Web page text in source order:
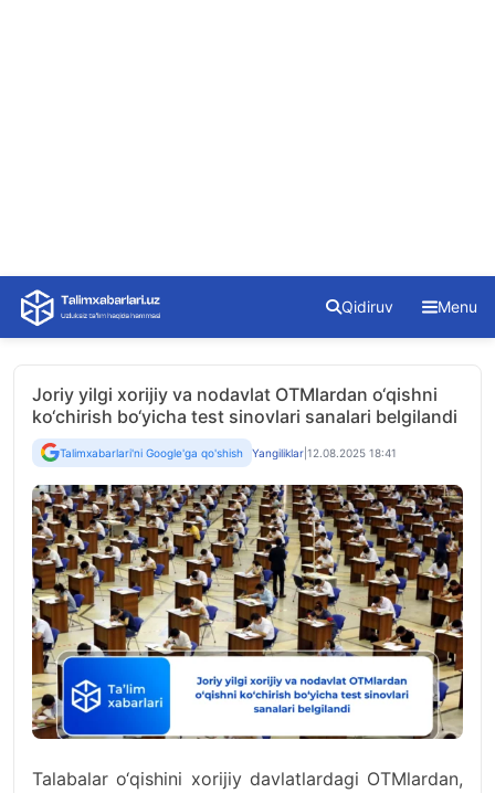
Skip
content
Qidiruv Menu
Joriy yilgi xorijiy va nodavlat OTMlardan o‘qishni
ko‘chirish bo‘yicha test sinovlari sanalari belgilandi
Talimxabarlari'ni Google'ga qo'shish Yangiliklar 12.08.2025 18:41
Talabalar o‘qishini xorijiy davlatlardagi OTMlardan,